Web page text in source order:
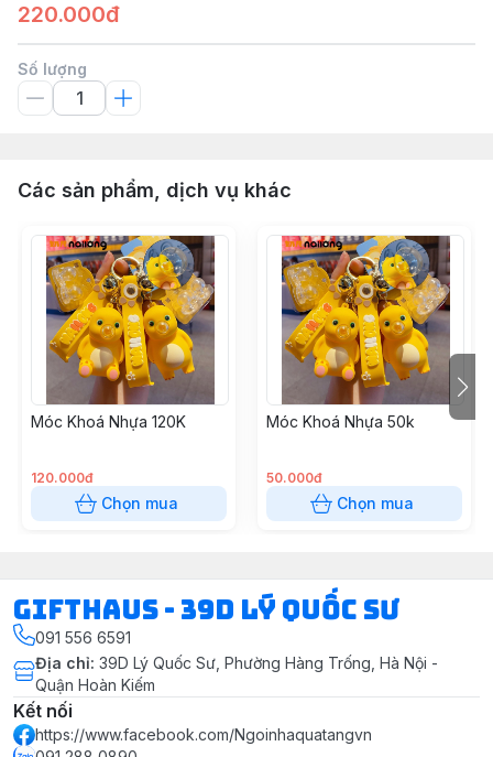
220.000đ
Số lượng
Các sản phẩm, dịch vụ khác
Móc Khoá Nhựa 120K
120.000đ
Chọn mua
Móc Khoá Nhựa 50k
50.000đ
Chọn mua
Gifthaus - 39D Lý Quốc Sư
091 556 6591
Địa chỉ: 39D Lý Quốc Sư, Phường Hàng Trống, Hà Nội -
Quận Hoàn Kiếm
Kết nối
https://www.facebook.com/Ngoinhaquatangvn